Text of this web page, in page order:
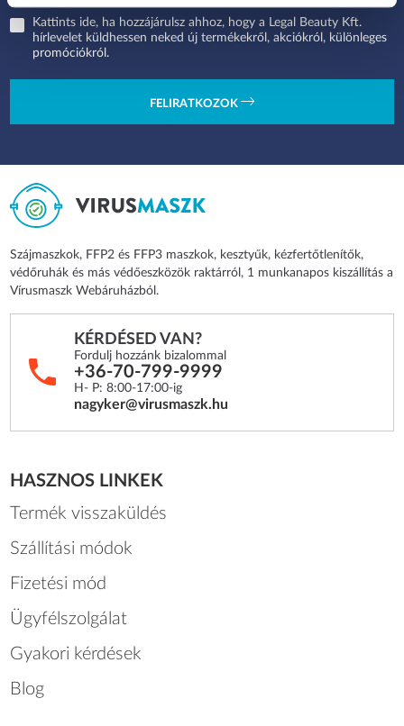
Kattints ide, ha hozzájárulsz ahhoz, hogy a Legal Beauty Kft.
hírlevelet küldhessen neked új termékekről, akciókról, különleges
promóciókról.
FELIRATKOZOK
Szájmaszkok, FFP2 és FFP3 maszkok, kesztyűk, kézfertőtlenítők,
védőruhák és más védőeszközök raktárról, 1 munkanapos kiszállítás a
Vírusmaszk Webáruházból.
KÉRDÉSED VAN?
Fordulj hozzánk bizalommal
+36-70-799-9999
H- P: 8:00-17:00-ig
nagyker@virusmaszk.hu
HASZNOS LINKEK
Termék visszaküldés
Szállítási módok
Fizetési mód
Ügyfélszolgálat
Gyakori kérdések
Blog